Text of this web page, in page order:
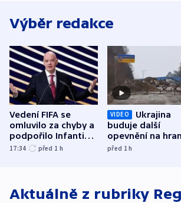
Výběr redakce
Vedení FIFA se
omluvilo za chyby a
podpořilo Infantina.
UEFA trvá na
17:34 před 1 h
VIDEO
Ukrajina
buduje další
opevnění na
s Běloruskem
před 1h
Aktuálně z rubriky